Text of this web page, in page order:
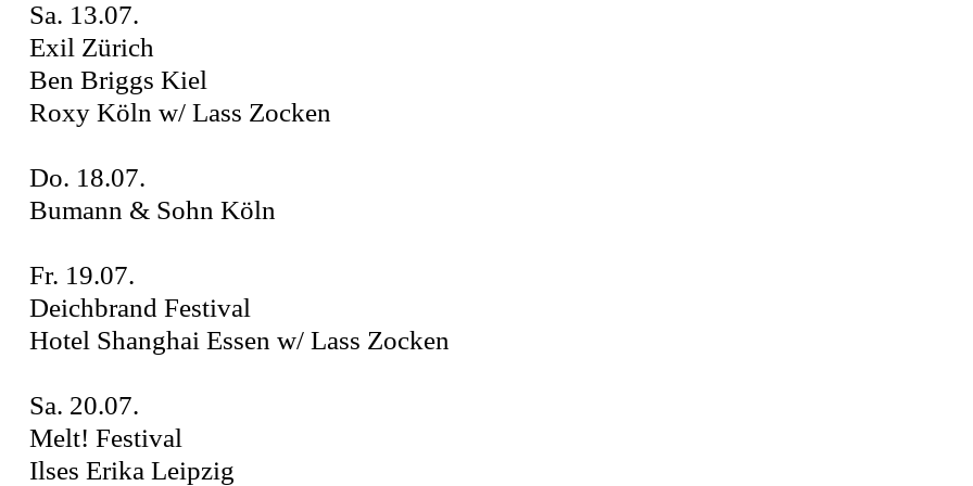
Sa. 13.07.
Exil Zürich
Ben Briggs Kiel
Roxy Köln w/ Lass Zocken
Do. 18.07.
Bumann & Sohn Köln
Fr. 19.07.
Deichbrand Festival
Hotel Shanghai Essen w/ Lass Zocken
Sa. 20.07.
Melt! Festival
Ilses Erika Leipzig